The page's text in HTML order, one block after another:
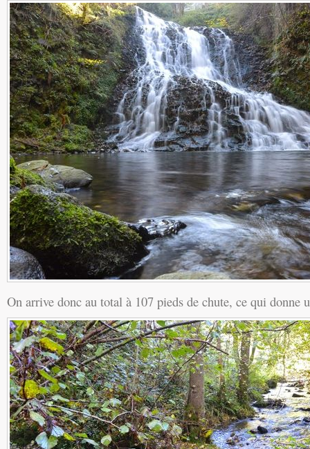
On arrive donc au total à 107 pieds de chute, ce qui donne